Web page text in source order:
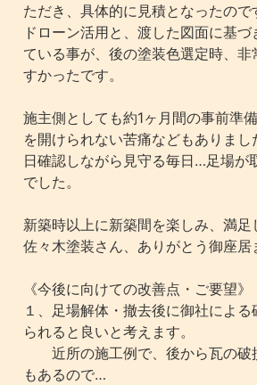
ただき、具体的に見積となったので
ドローン活用と、渡した図面に基
ている事が、後の塗装色選定時、
すかったです。
施主側としても約1ヶ月間の事前準
を開けられない苦痛などもありま
日確認しながら見守る毎日…足場が
でした。
新築時以上に新築間を楽しみ、満足
佐々木塗装さん、ありがとう御座居
《今後に向けての改善点・ご要望》
１、足場解体・撤去後に御社による
られると良いと考えます。
近所の施工例で、後から瓦の破
もあるので…